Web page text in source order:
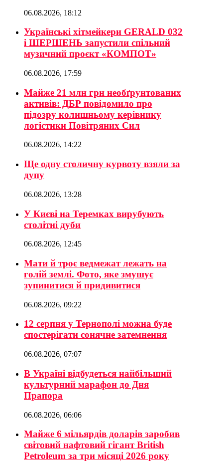
06.08.2026, 18:12
Українські хітмейкери GERALD 032
і ШЕРШЕНЬ запустили спільний
музичний проєкт «КОМПОТ»
06.08.2026, 17:59
Майже 21 млн грн необґрунтованих
активів: ДБР повідомило про
підозру колишньому керівнику
логістики Повітряних Сил
06.08.2026, 14:22
Ще одну столичну курвоту взяли за
дупу
06.08.2026, 13:28
У Києві на Теремках вирубують
столітні дуби
06.08.2026, 12:45
Мати й троє ведмежат лежать на
голій землі. Фото, яке змушує
зупинитися й придивитися
06.08.2026, 09:22
12 серпня у Тернополі можна буде
спостерігати сонячне затемнення
06.08.2026, 07:07
В Україні відбудеться найбільший
культурний марафон до Дня
Прапора
06.08.2026, 06:06
Майже 6 мільярдів доларів заробив
світовий нафтовий гігант British
Petroleum за три місяці 2026 року